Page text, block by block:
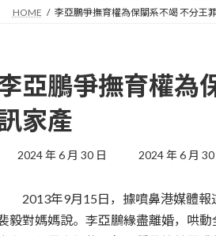
HOME 李亞鵬爭撫育權為保關系不竭 不分王
亞鵬爭撫育權為
家產
2024 年 6 月 30 日
Last
updated
2024 年 6 月 30
2013年9月15日，據噴鼻港媒體報
毅對媽媽說。李亞鵬緣盡離婚，哄